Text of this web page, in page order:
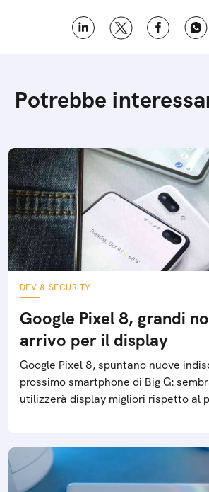
Potrebbe
DEV & SECURITY
Google Pixel 8, grandi
arrivo per il display
Google Pixel 8, spuntano nuove
prossimo smartphone di Big G:
utilizzerà display migliori rispetto al